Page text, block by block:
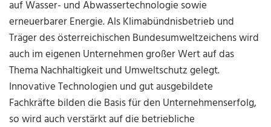
auf Wasser- und Abwassertechnologie sowie
erneuerbarer Energie. Als Klimabündnisbetrieb und
Träger des österreichischen Bundesumweltzeichens wird
auch im eigenen Unternehmen großer Wert auf das
Thema Nachhaltigkeit und Umweltschutz gelegt.
Innovative Technologien und gut ausgebildete
Fachkräfte bilden die Basis für den Unternehmenserfolg,
so wird auch verstärkt auf die betriebliche